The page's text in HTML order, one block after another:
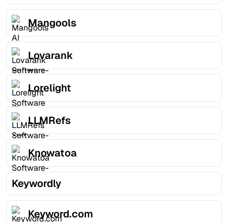
Mangools
Lovarank
Lorelight
LLMRefs
Knowatoa
Keywordly
Keyword.com